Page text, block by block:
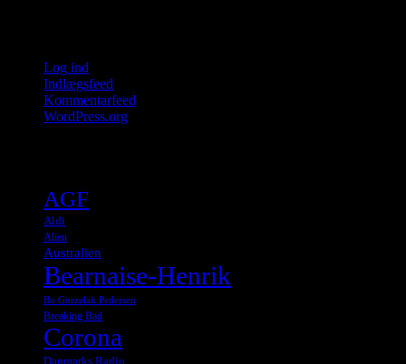
Log ind
Indlægsfeed
Kommentarfeed
WordPress.org
AGF
Aldi
Alien
Australien
Bearnaise-Henrik
Bo Gorzelak Pedersen
Breaking Bad
Corona
Danmarks Radio